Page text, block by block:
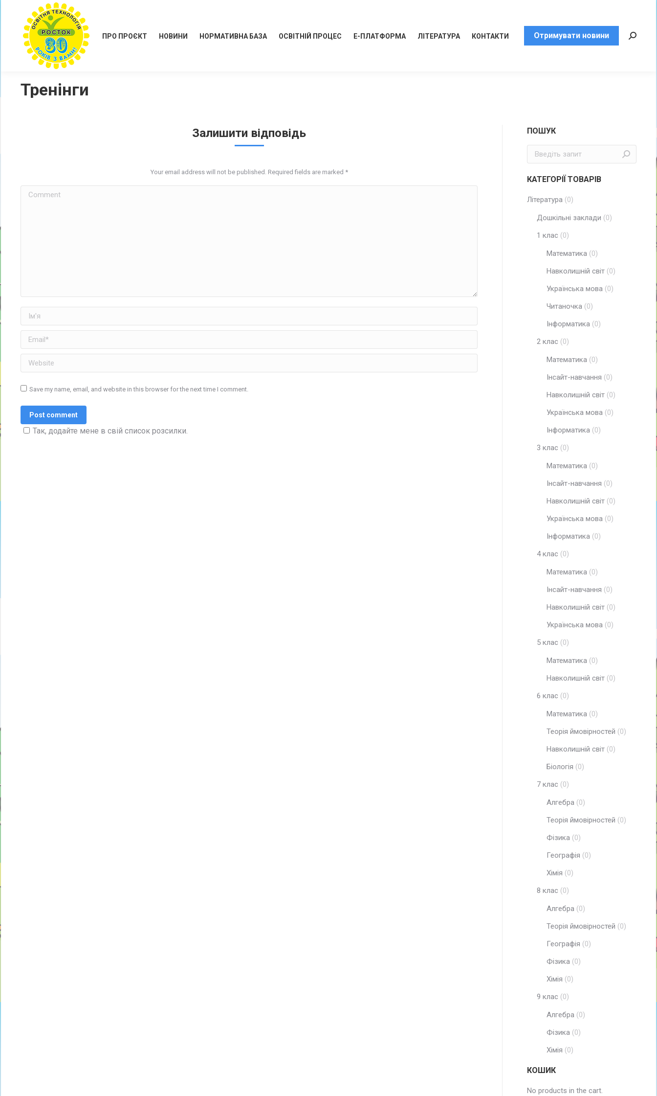
ПРО ПРОЄКТ НОВИНИ НОРМАТИВНА БАЗА ОСВІТНІЙ ПРОЦЕС Е-ПЛАТФОРМА ЛІТЕРАТУРА КОНТАКТИ Отримувати новини Пошук:
Тренінги
Залишити відповідь
Your email address will not be published. Required fields are marked *
Comment
Ім'я
Email *
Website
Save my name, email, and website in this browser for the next time I comment.
Post comment
Так, додайте мене в свій список розсилки.
ПОШУК
Пошук:
КАТЕГОРІЇ ТОВАРІВ
Література (0)
Дошкільні заклади (0)
1 клас (0)
Математика (0)
Навколишній світ (0)
Українська мова (0)
Читаночка (0)
Інформатика (0)
2 клас (0)
Математика (0)
Інсайт-навчання (0)
Навколишній світ (0)
Українська мова (0)
Інформатика (0)
3 клас (0)
Математика (0)
Інсайт-навчання (0)
Навколишній світ (0)
Українська мова (0)
Інформатика (0)
4 клас (0)
Математика (0)
Інсайт-навчання (0)
Навколишній світ (0)
Українська мова (0)
5 клас (0)
Математика (0)
Навколишній світ (0)
6 клас (0)
Математика (0)
Теорія ймовірностей (0)
Навколишній світ (0)
Біологія (0)
7 клас (0)
Алгебра (0)
Теорія ймовірностей (0)
Фізика (0)
Географія (0)
Хімія (0)
8 клас (0)
Алгебра (0)
Теорія ймовірностей (0)
Географія (0)
Фізика (0)
Хімія (0)
9 клас (0)
Алгебра (0)
Фізика (0)
Хімія (0)
КОШИК
No products in the cart.